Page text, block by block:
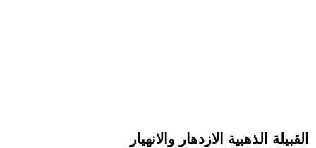
القبيلة الذهبية الازدهار والانهيار